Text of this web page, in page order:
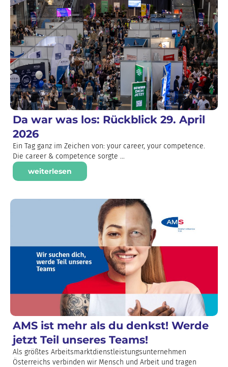
Da war was los: Rückblick 29. April
2026
Ein Tag ganz im Zeichen von: your career, your competence.
Die career & competence sorgte ...
weiterlesen
AMS ist mehr als du denkst! Werde
jetzt Teil unseres Teams!
Als größtes Arbeitsmarktdienstleistungsunternehmen
Österreichs verbinden wir Mensch und Arbeit und tragen